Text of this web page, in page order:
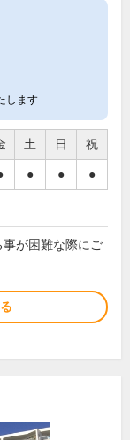
します
土 日 祝
● ● ●
が困難な際にご